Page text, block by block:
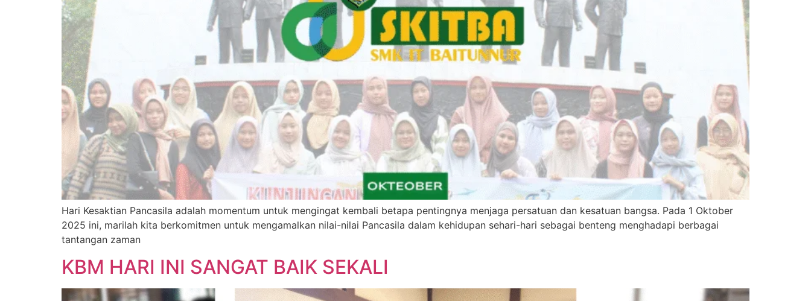
Hari Kesaktian Pancasila adalah momentum untuk mengingat kembali betapa pentingnya menjaga persatuan dan kesatuan bangsa. Pada 1 Oktober
2025 ini, marilah kita berkomitmen untuk mengamalkan nilai-nilai Pancasila dalam kehidupan sehari-hari sebagai benteng menghadapi berbagai
tantangan zaman
KBM HARI INI SANGAT BAIK SEKALI